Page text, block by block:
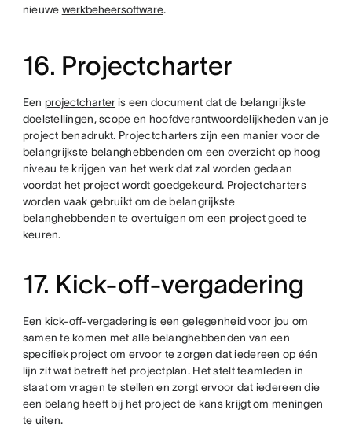
nieuwe werkbeheersoftware.
16. Projectcharter
Een projectcharteris een document dat de belangrijkste
doelstellingen, scope en hoofdverantwoordelijkheden van je
project benadrukt. Projectcharters zijn een manier voor de
belangrijkste belanghebbenden om een overzicht op hoog
niveau te krijgen van het werk dat zal worden gedaan
voordat het project wordt goedgekeurd. Projectcharters
worden vaak gebruikt om de belangrijkste
belanghebbenden te overtuigen om een project goed te
keuren.
17. Kick-off-vergadering
Een kick-off-vergaderingis een gelegenheid voor jou om
samen te komen met alle belanghebbenden van een
specifiek project om ervoor te zorgen dat iedereen op één
lijn zit wat betreft het projectplan. Het stelt teamleden in
staat om vragen te stellen en zorgt ervoor dat iedereen die
een belang heeft bij het project de kans krijgt om meningen
te uiten.